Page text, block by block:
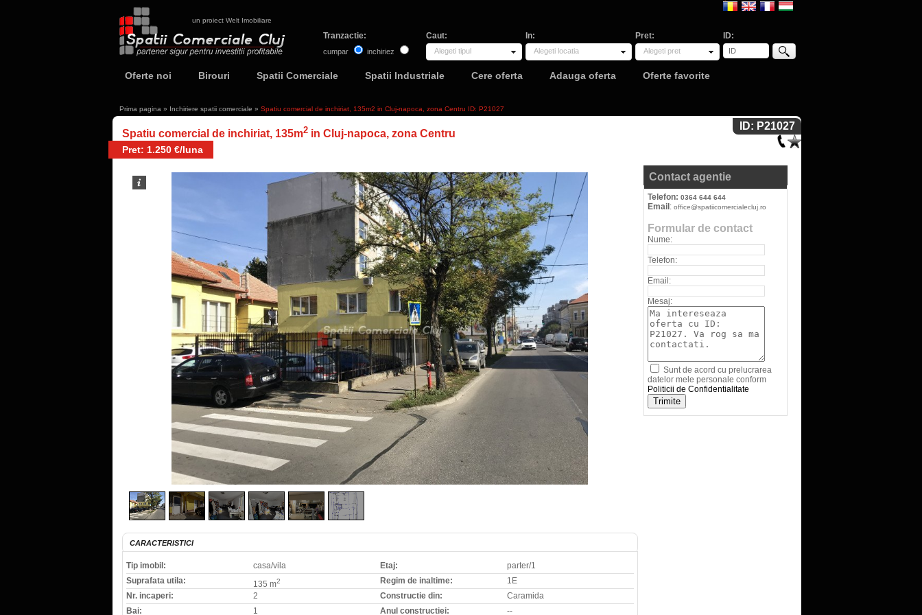
un proiect Welt Imobiliare
Tranzactie:
cumpar inchiriez
Caut:
Alegeti tipul
In:
Alegeti locatia
Pret:
Alegeti pret
ID:
Oferte noi Birouri Spatii Comerciale Spatii Industriale Cere oferta Adauga oferta Oferte favorite
Prima pagina » Inchiriere spatii comerciale » Spatiu comercial de inchiriat, 135m2 in Cluj-napoca, zona Centru ID: P21027
Spatiu comercial de inchiriat, 135m2 in Cluj-napoca, zona Centru
Pret: 1.250 €/luna
ID: P21027
CARACTERISTICI
Tip imobil:
casa/vila
Suprafata utila:
135 m2
Nr. incaperi:
2
Bai:
1
Etaj:
parter/1
Regim de inaltime:
1E
Constructie din:
Caramida
Anul constructiei:
--
Contact agentie
Telefon: 0364 644 644
Email : office@spatiicomercialecluj.ro
Formular de contact
Nume:
Telefon:
Email:
Mesaj:
Sunt de acord cu prelucrarea
datelor mele personale conform
Politicii de Confidentialitate